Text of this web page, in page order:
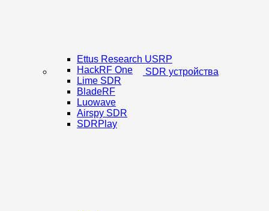
SDR устройства
Ettus Research USRP
HackRF One
Lime SDR
BladeRF
Luowave
Airspy SDR
SDRPlay